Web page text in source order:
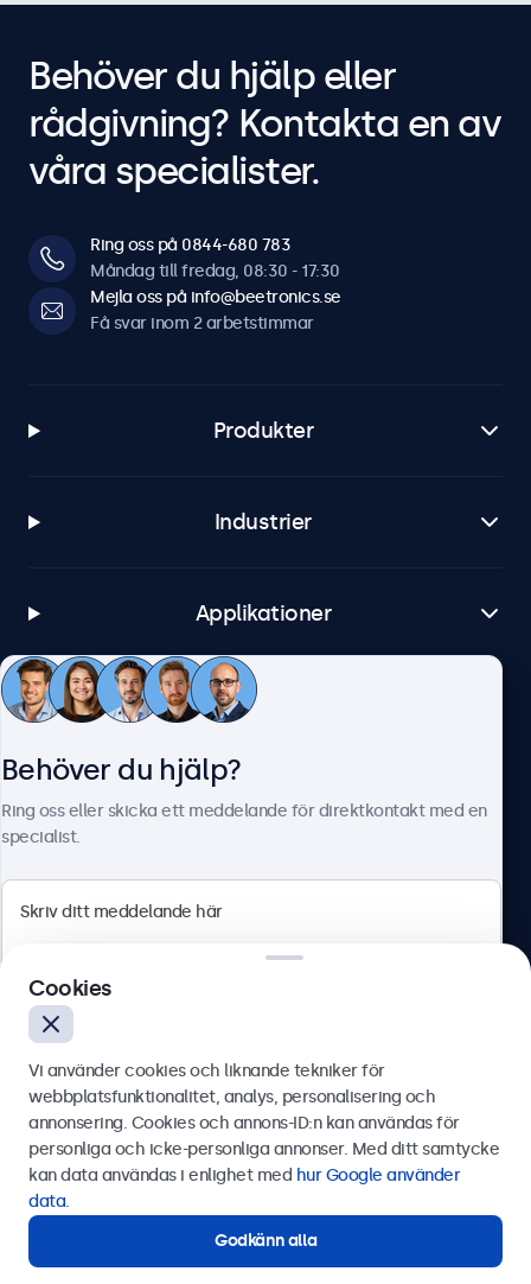
Behöver du hjälp eller
rådgivning? Kontakta en av
våra specialister.
Ring oss på 0844-680 783
Måndag till fredag, 08:30 - 17:30
Mejla oss på info@beetronics.se
Få svar inom 2 arbetstimmar
Produkter
Industrier
Applikationer
Kundtjänst
Olof Palmesgata 29, Stockholm, 111 22, Sverige
Svenska
Behöver du hjälp?
Ring oss eller skicka ett meddelande för direktkontakt med en
specialist.
Skicka
Kontakta våra experter.
Cookies
Vi använder cookies och liknande tekniker för
webbplatsfunktionalitet, analys, personalisering och
annonsering. Cookies och annons-ID:n kan användas för
personliga och icke-personliga annonser. Med ditt samtycke
kan data användas i enlighet med hur Google använder
data.
Godkänn alla